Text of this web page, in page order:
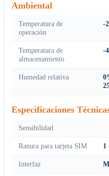
Ambiental
Temperatura de
operación
-
Temperatura de
almacenamiento
-
Humedad relativa
Especificaciones
Sensibilidad
Ranura para tarjeta SIM 1
Interfaz